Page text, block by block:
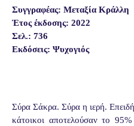
Συγγραφέας: Μεταξία Κράλλη
Έτος έκδοσης: 2022
Σελ.: 736
Εκδόσεις: Ψυχογιός
Σύρα Σάκρα. Σύρα η ιερή.
κάτοικοι αποτελούσαν το